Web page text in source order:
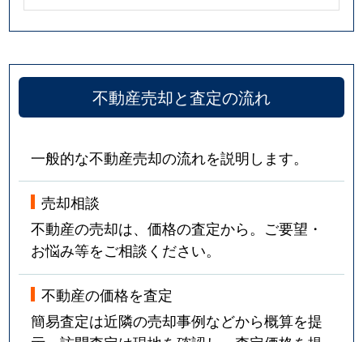
不動産売却と査定の流れ
一般的な不動産売却の流れを説明します。
売却相談
不動産の売却は、価格の査定から。ご要望・
お悩み等をご相談ください。
不動産の価格を査定
簡易査定は近隣の売却事例などから概算を提